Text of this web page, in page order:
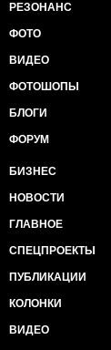
РЕЗОНАНС
ФОТО
ВИДЕО
ФОТОШОПЫ
БЛОГИ
ФОРУМ
БИЗНЕС
НОВОСТИ
ГЛАВНОЕ
СПЕЦПРОЕКТЫ
ПУБЛИКАЦИИ
КОЛОНКИ
ВИДЕО